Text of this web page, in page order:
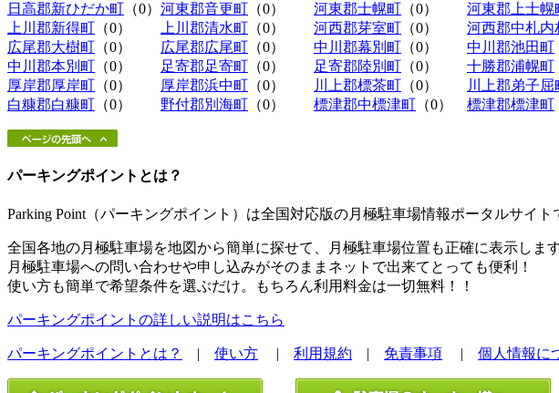
日高郡新ひだか町 （0） 河東郡音更町 （0） 河東郡士幌町 （0） 河東郡上士幌
上川郡新得町 （0） 上川郡清水町 （0） 河西郡芽室町 （0） 河西郡中札内
広尾郡大樹町 （0） 広尾郡広尾町 （0） 中川郡幕別町 （0） 中川郡池田町
中川郡本別町 （0） 足寄郡足寄町 （0） 足寄郡陸別町 （0） 十勝郡浦幌町
厚岸郡厚岸町 （0） 厚岸郡浜中町 （0） 川上郡標茶町 （0） 川上郡弟子屈
白糠郡白糠町 （0） 野付郡別海町 （0） 標津郡中標津町 （0） 標津郡標津町
パーキングポイントとは？
Parking Point（パーキングポイント）は全国対応版の月極駐車場情報ポータルサイト
全国各地の月極駐車場を地図から簡単に探せて、月極駐車場位置も正確に表示します
月極駐車場への問い合わせや申し込みがそのままネットで出来てとっても便利！
使い方も簡単で希望条件を選ぶだけ。もちろん利用料金は一切無料！！
パーキングポイントの詳しい説明はこちら
パーキングポイントとは？ | 使い方 | 利用規約 | 免責事項 | 個人情報に